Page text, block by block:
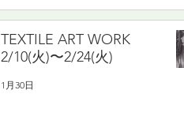
TEXTILE ART WORK
2/10(火)〜2/24(火)
1月30日